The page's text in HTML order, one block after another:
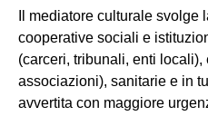
Il mediatore culturale
cooperative sociali e
(carceri, tribunali, enti locali),
associazioni), sanitarie e in
avvertita con maggiore